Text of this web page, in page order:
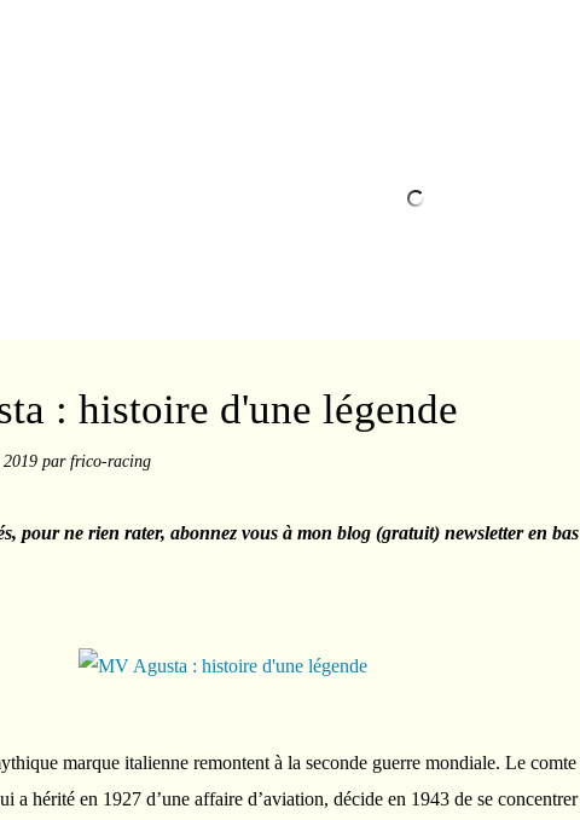
: histoire d'une légende
2019 par frico-racing
pour ne rien rater, abonnez vous à mon blog (gratuit) newsletter en bas
marque italienne remontent à la seconde guerre mondiale. Le comte
a hérité en 1927 d’une affaire d’aviation, décide en 1943 de se concentrer